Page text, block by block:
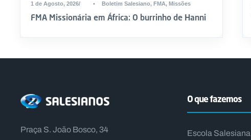
1 de Agosto, 2026
• Boletim Salesiano, FMA, Missões
FMA Missionária em África: O burrinho de Hanni
Praça S. João Bosco, 34
O que fazemos
Escola Salesiana